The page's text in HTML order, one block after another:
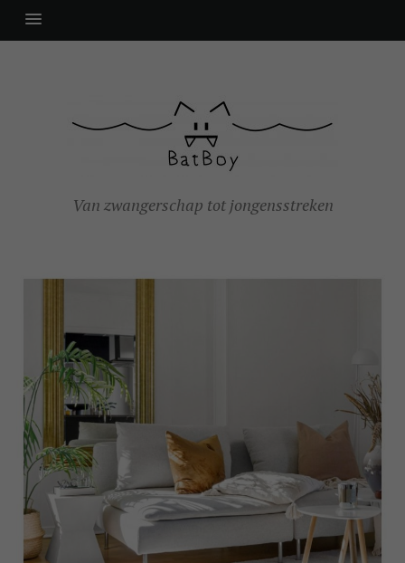
Van zwangerschap tot jongensstreken